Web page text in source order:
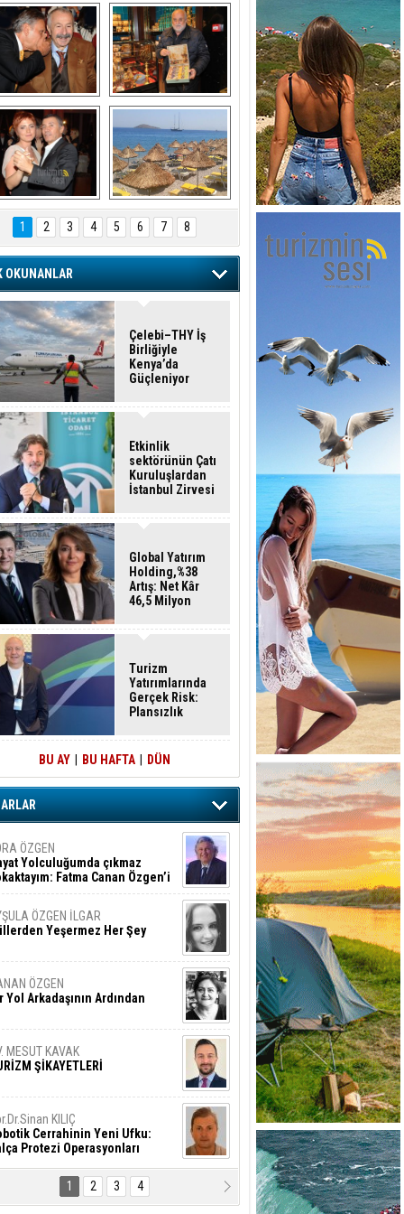
ULUSOY ve
BAĞLIKAYA
Avni Ongurlar ile
DEDEMAN
TATİL
1
2 3 4 5 6 7 8
OKUNANLAR
Çelebi–THY İş
Birliğiyle
Kenya’da
Güçleniyor
Etkinlik
sektörünün Çatı
Kuruluşlardan
İstanbul Zirvesi
Global Yatırım
Holding,%38
Artış: Net Kâr
46,5 Milyon
Turizm
Yatırımlarında
Gerçek Risk:
Plansızlık
BU AY BU HAFTA DÜN
ÖZGEN
Yolculuğumda çıkmaz
Fatma Canan Özgen’i
ÖZGEN İLGAR
Yeşermez Her Şey
ÖZGEN
Yol Arkadaşının Ardından
MESUT KAVAK
ŞİKAYETLERİ
KILIÇ
Cerrahinin Yeni Ufku:
Protezi Operasyonları
BAŞAN
Şaşırmayacağız
1 2 3 4